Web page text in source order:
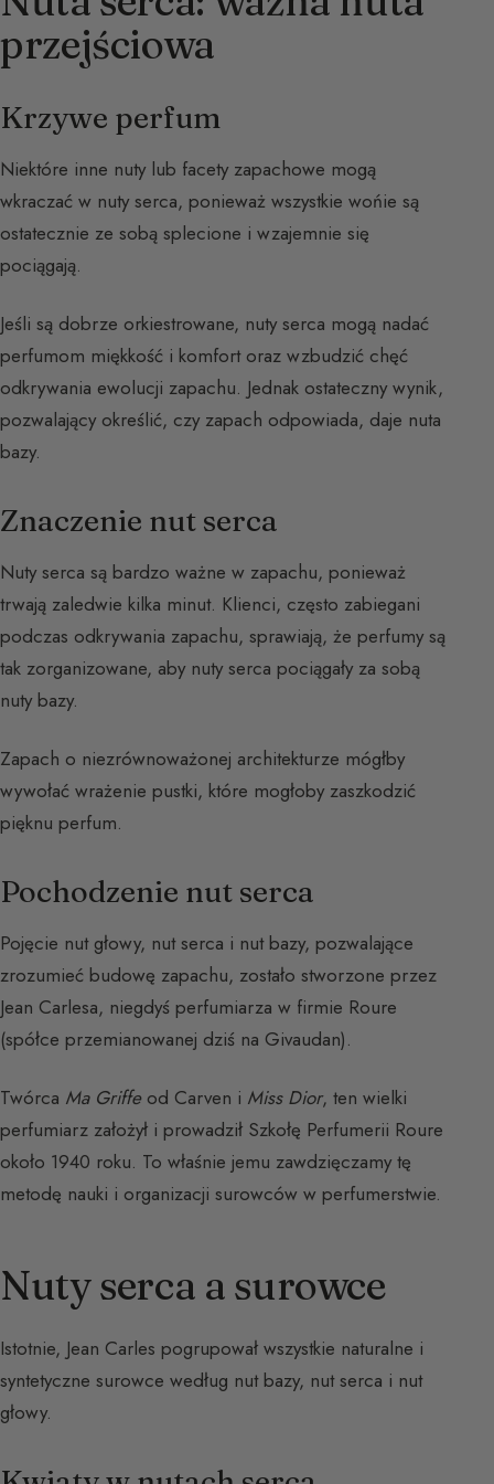
przejściowa
Krzywe perfum
Niektóre inne nuty lub facety zapachowe mogą
wkraczać w nuty serca, ponieważ wszystkie wońie są
ostatecznie ze sobą splecione i wzajemnie się
pociągają.
Jeśli są dobrze orkiestrowane, nuty serca mogą nadać
perfumom miękkość i komfort oraz wzbudzić chęć
odkrywania ewolucji zapachu. Jednak ostateczny wynik,
pozwalający określić, czy zapach odpowiada, daje nuta
bazy.
Znaczenie nut serca
Nuty serca są bardzo ważne w zapachu, ponieważ
trwają zaledwie kilka minut. Klienci, często zabiegani
podczas odkrywania zapachu, sprawiają, że perfumy są
tak zorganizowane, aby nuty serca pociągały za sobą
nuty bazy.
Zapach o niezrównoważonej architekturze mógłby
wywołać wrażenie pustki, które mogłoby zaszkodzić
pięknu perfum.
Pochodzenie nut serca
Pojęcie nut głowy, nut serca i nut bazy, pozwalające
zrozumieć budowę zapachu, zostało stworzone przez
Jean Carlesa, niegdyś perfumiarza w firmie Roure
(spółce przemianowanej dziś na Givaudan).
Twórca Ma Griffeod Carven i Miss Dior, ten wielki
perfumiarz założył i prowadził Szkołę Perfumerii Roure
około 1940 roku. To właśnie jemu zawdzięczamy tę
metodę nauki i organizacji surowców w perfumerstwie.
Nuty serca a surowce
Istotnie, Jean Carles pogrupował wszystkie naturalne i
syntetyczne surowce według nut bazy, nut serca i nut
głowy.